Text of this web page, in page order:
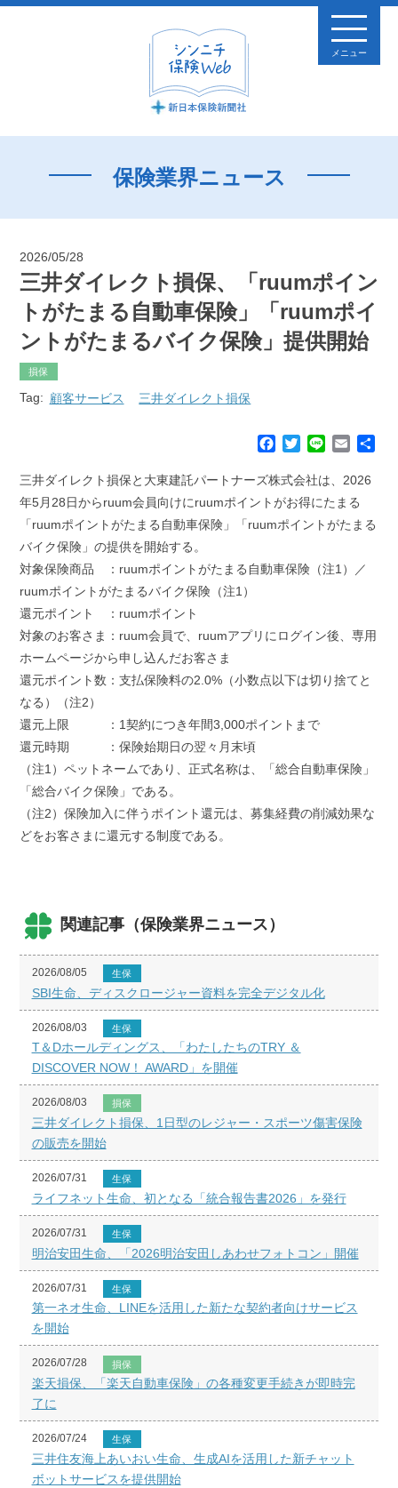
メニュー
保険業界ニュース
2026/05/28
三井ダイレクト損保、「ruumポイン
トがたまる自動車保険」「ruumポイ
ントがたまるバイク保険」提供開始
損保
Tag: 顧客サービス 三井ダイレクト損保
c
e
o
k
T
i
t
e
n
e
E
a
i
三井ダイレクト損保と大東建託パートナーズ株式会社は、2026
年5月28日からruum会員向けにruumポイントがお得にたまる
「ruumポイントがたまる自動車保険」「ruumポイントがたまる
バイク保険」の提供を開始する。
対象保険商品 ：ruumポイントがたまる自動車保険（注1）／
ruumポイントがたまるバイク保険（注1）
還元ポイント ：ruumポイント
対象のお客さま：ruum会員で、ruumアプリにログイン後、専用
ホームページから申し込んだお客さま
還元ポイント数：支払保険料の2.0%（小数点以下は切り捨てと
なる）（注2）
還元上限 ：1契約につき年間3,000ポイントまで
還元時期 ：保険始期日の翌々月末頃
（注1）ペットネームであり、正式名称は、「総合自動車保険」
「総合バイク保険」である。
（注2）保険加入に伴うポイント還元は、募集経費の削減効果な
どをお客さまに還元する制度である。
関連記事（保険業界ニュース）
2026/08/05 生保
SBI生命、ディスクロージャー資料を完全デジタル化
2026/08/03 生保
T＆Dホールディングス、「わたしたちのTRY ＆
DISCOVER NOW！ AWARD」を開催
2026/08/03 損保
三井ダイレクト損保、1日型のレジャー・スポーツ傷害保険
の販売を開始
2026/07/31 生保
ライフネット生命、初となる「統合報告書2026」を発行
2026/07/31 生保
明治安田生命、「2026明治安田しあわせフォトコン」開催
2026/07/31 生保
第一ネオ生命、LINEを活用した新たな契約者向けサービス
を開始
2026/07/28 損保
楽天損保、「楽天自動車保険」の各種変更手続きが即時完
了に
2026/07/24 生保
三井住友海上あいおい生命、生成AIを活用した新チャット
ボットサービスを提供開始